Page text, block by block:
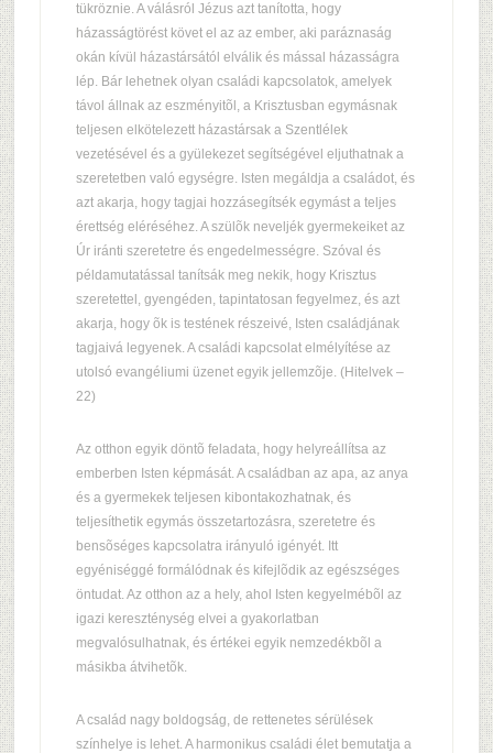
tükröznie. A válásról Jézus azt tanította, hogy
házasságtörést követ el az az ember, aki paráznaság
okán kívül házastársától elválik és mással házasságra
lép. Bár lehetnek olyan családi kapcsolatok, amelyek
távol állnak az eszményitõl, a Krisztusban egymásnak
teljesen elkötelezett házastársak a Szentlélek
vezetésével és a gyülekezet segítségével eljuthatnak a
szeretetben való egységre. Isten megáldja a családot, és
azt akarja, hogy tagjai hozzásegítsék egymást a teljes
érettség eléréséhez. A szülõk neveljék gyermekeiket az
Úr iránti szeretetre és engedelmességre. Szóval és
példamutatással tanítsák meg nekik, hogy Krisztus
szeretettel, gyengéden, tapintatosan fegyelmez, és azt
akarja, hogy õk is testének részeivé, Isten családjának
tagjaivá legyenek. A családi kapcsolat elmélyítése az
utolsó evangéliumi üzenet egyik jellemzõje. (Hitelvek –
22)
Az otthon egyik döntõ feladata, hogy helyreállítsa az
emberben Isten képmását. A családban az apa, az anya
és a gyermekek teljesen kibontakozhatnak, és
teljesíthetik egymás összetartozásra, szeretetre és
bensõséges kapcsolatra irányuló igényét. Itt
egyéniséggé formálódnak és kifejlõdik az egészséges
öntudat. Az otthon az a hely, ahol Isten kegyelmébõl az
igazi kereszténység elvei a gyakorlatban
megvalósulhatnak, és értékei egyik nemzedékbõl a
másikba átvihetõk.
A család nagy boldogság, de rettenetes sérülések
színhelye is lehet. A harmonikus családi élet bemutatja a